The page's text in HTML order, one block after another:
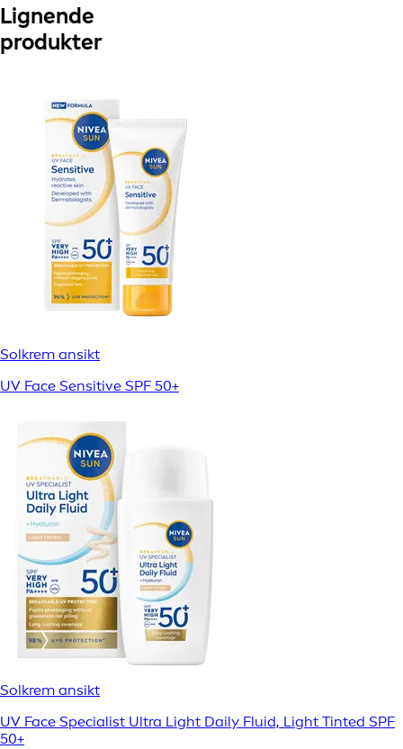
Lignende
produkter
Solkrem ansikt
UV Face Sensitive SPF 50+
Solkrem ansikt
UV Face Specialist Ultra Light Daily Fluid, Light Tinted SPF
50+